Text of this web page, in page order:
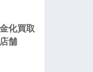
化買取
舗